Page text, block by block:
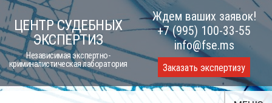
Skip
to
content
ЦЕНТР СУДЕБНЫХ
ЭКСПЕРТИЗ
Независимая экспертно-
криминалистическая лаборатория
Ждем ваших заявок!
+7 (995) 100-33-55
info@fse.ms
Заказать экспертизу